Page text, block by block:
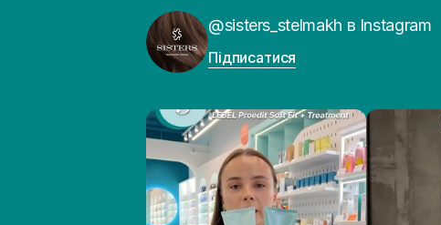
@sisters_stelmakh в Instagram
Підписатися